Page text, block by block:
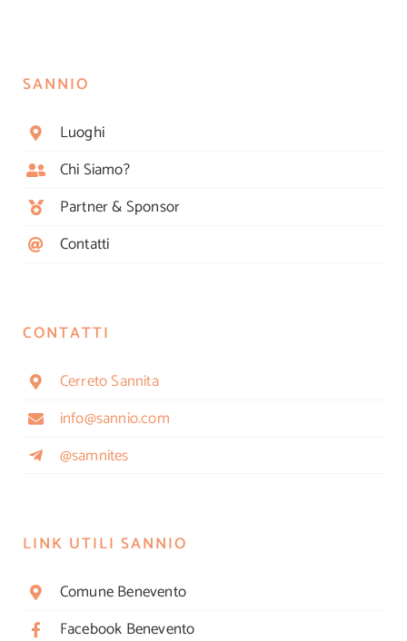
SANNIO
Luoghi
Chi Siamo?
Partner & Sponsor
Contatti
CONTATTI
Cerreto Sannita
info@sannio.com
@samnites
LINK UTILI SANNIO
Comune Benevento
Facebook Benevento